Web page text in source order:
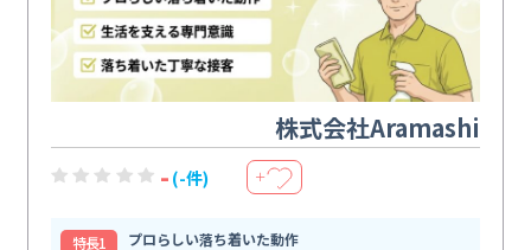
株式会社Aramashi
- (-件) ＋
特⻑1
プロらしい落ち着いた動作